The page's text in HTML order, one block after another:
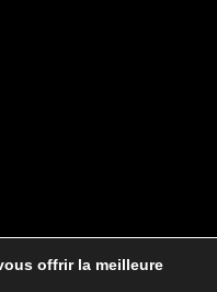
offrir la meilleure